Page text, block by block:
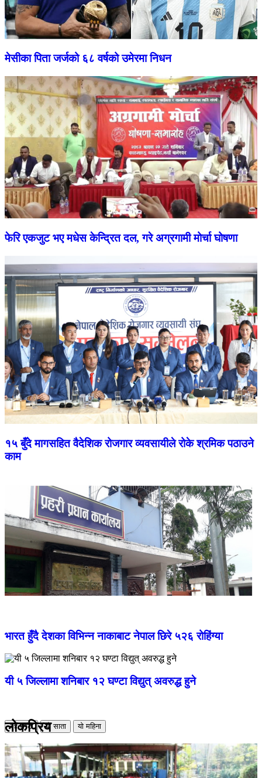
मेसीका पिता जर्जको ६८ वर्षको उमेरमा निधन
फेरि एकजुट भए मधेस केन्द्रित दल, गरे अग्रगामी मोर्चा घोषणा
१५ बुँदे मागसहित वैदेशिक रोजगार व्यवसायीले रोके श्रमिक पठाउने
काम
भारत हुँदै देशका विभिन्न नाकाबाट नेपाल छिरे ५२६ रोहिंग्या
यी ५ जिल्लामा शनिबार १२ घण्टा विद्युत् अवरुद्ध हुने
लोकप्रिय
२४ घण्टा यो साता यो महिना